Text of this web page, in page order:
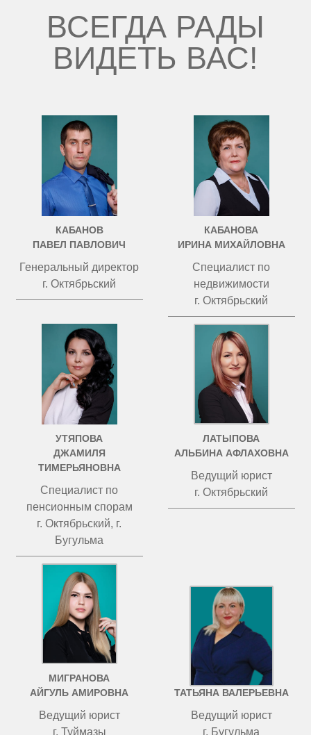
ВСЕГДА РАДЫ
ВИДЕТЬ ВАС!
КАБАНОВ
ПАВЕЛ ПАВЛОВИЧ
Генеральный директор
г. Октябрьский
КАБАНОВА
ИРИНА МИХАЙЛОВНА
Специалист по
недвижимости
г. Октябрьский
УТЯПОВА
ДЖАМИЛЯ
ТИМЕРЬЯНОВНА
Специалист по
пенсионным спорам
г. Октябрьский, г.
Бугульма
ЛАТЫПОВА
АЛЬБИНА АФЛАХОВНА
Ведущий юрист
г. Октябрьский
МИГРАНОВА
АЙГУЛЬ АМИРОВНА
Ведущий юрист
г. Туймазы
ЧИСТОВА
ТАТЬЯНА ВАЛЕРЬЕВНА
Ведущий юрист
г. Бугульма